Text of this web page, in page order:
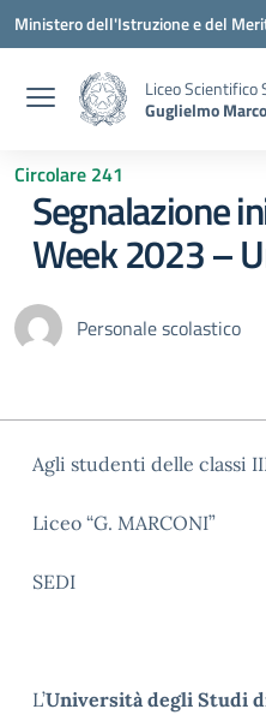
Vai ai contenuti
Vai al menu di navigazione
Vai al footer
Ministero dell'Istruzione e del
Liceo Scientifico
Guglielmo
Circolare 241
Segnalazione
Week 2023 –
Personale scolastico
Agli studenti delle classi
Liceo “G. MARCONI”
SEDI
L’Università degli Studi